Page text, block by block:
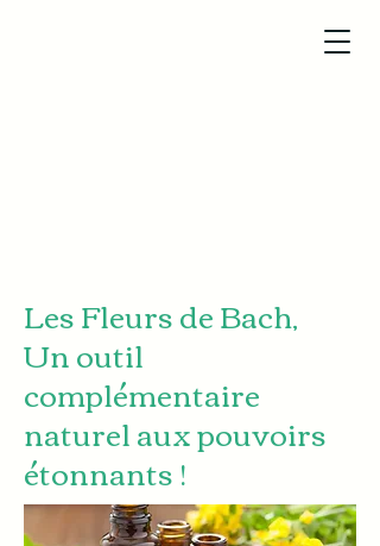
Les Fleurs de Bach,
Un outil
complémentaire
naturel aux pouvoirs
étonnants !